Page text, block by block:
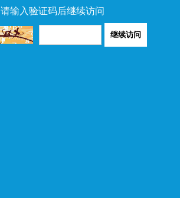
请输入验证码后继续访问
继续访问